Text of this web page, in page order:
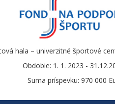
hala – univerzitné športové
Obdobie: 1. 1. 2023 -
Suma príspevku: 970 000